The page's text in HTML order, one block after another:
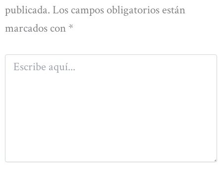
publicada. Los campos obligatorios están
marcados con *
aquí...